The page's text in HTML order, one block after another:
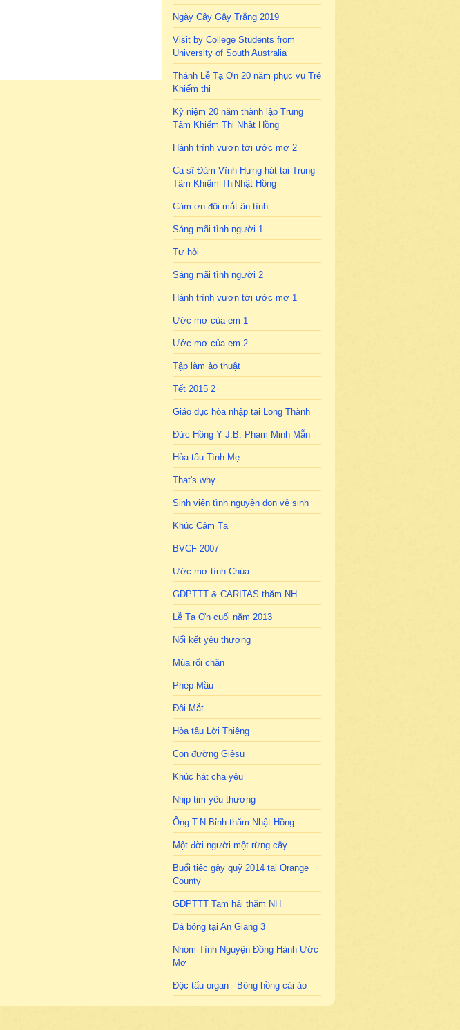
Ngày Cây Gậy Trắng 2019
Visit by College Students from
University of South Australia
Thánh Lễ Tạ Ơn 20 năm phục vụ Trẻ
Khiếm thị
Kỷ niệm 20 năm thành lập Trung
Tâm Khiếm Thị Nhật Hồng
Hành trình vươn tới ước mơ 2
Ca sĩ Đàm Vĩnh Hưng hát tại Trung
Tâm Khiếm ThịNhật Hồng
Cảm ơn đôi mắt ân tình
Sáng mãi tình người 1
Tự hỏi
Sáng mãi tình người 2
Hành trình vươn tới ước mơ 1
Ước mơ của em 1
Ước mơ của em 2
Tập làm ảo thuật
Tết 2015 2
Giáo dục hòa nhập tại Long Thành
Đức Hồng Y J.B. Phạm Minh Mẫn
Hòa tấu Tình Mẹ
That's why
Sinh viên tình nguyện dọn vệ sinh
Khúc Cảm Tạ
BVCF 2007
Ước mơ tình Chúa
GDPTTT & CARITAS thăm NH
Lễ Tạ Ơn cuối năm 2013
Nối kết yêu thương
Múa rối chân
Phép Mầu
Đôi Mắt
Hòa tấu Lời Thiêng
Con đường Giêsu
Khúc hát cha yêu
Nhịp tim yêu thương
Ông T.N.Bỉnh thăm Nhật Hồng
Một đời người một rừng cây
Buổi tiệc gây quỹ 2014 tại Orange
County
GĐPTTT Tam hải thăm NH
Đá bóng tại An Giang 3
Nhóm Tình Nguyện Đồng Hành Ước
Mơ
Độc tấu organ - Bông hồng cài áo